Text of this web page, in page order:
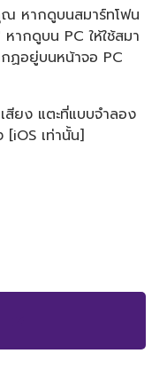
หากดูบนสมาร์ทโฟน
ากดูบน PC ให้ใช้สมา
กฏอยู่บนหน้าจอ PC
สียง แตะที่แบบจำลอง
เท่านั้น]